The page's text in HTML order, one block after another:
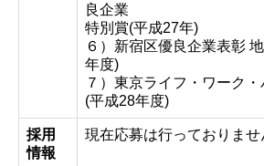
良企業
特別賞(平成27年)
６）新宿区優良企業表彰
年度)
７）東京ライフ・ワーク
(平成28年度)
採用
情報
現在応募は行っておりませ